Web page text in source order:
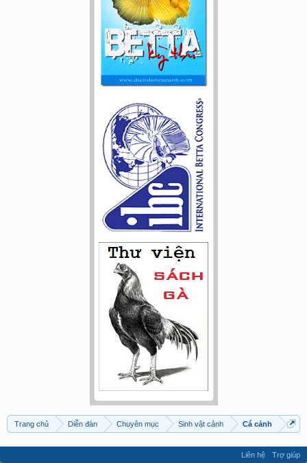
Trang chủ Diễn đàn Chuyên mục Sinh vật cảnh Cá cảnh
Liên hệ Trợ giúp